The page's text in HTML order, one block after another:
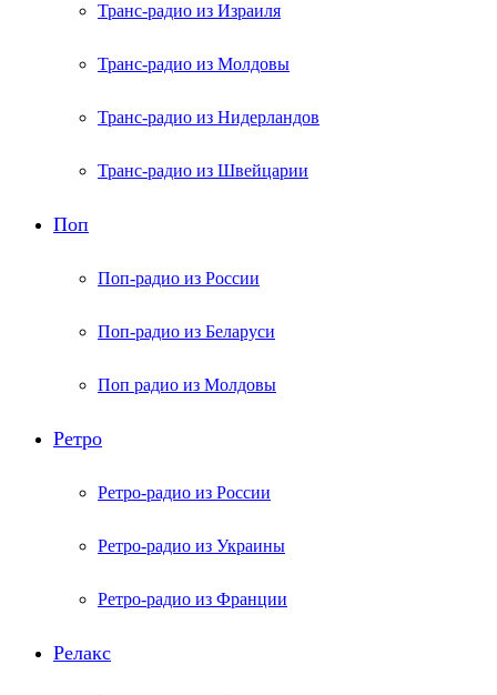
Транс-радио из Израиля
Транс-радио из Молдовы
Транс-радио из Нидерландов
Транс-радио из Швейцарии
Поп
Поп-радио из России
Поп-радио из Беларуси
Поп радио из Молдовы
Ретро
Ретро-радио из России
Ретро-радио из Украины
Ретро-радио из Франции
Релакс